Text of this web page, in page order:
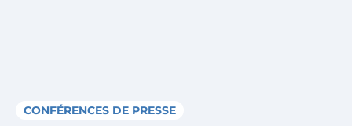
CONFÉRENCES DE PRESSE